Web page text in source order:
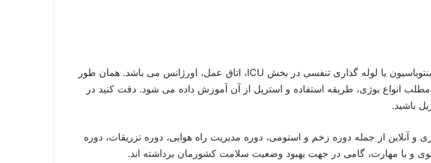
استایلت یا گاید بوژی یک لوله پلاستیکی با سر کج جهت هدایت لوله تراشه برای اینتوباسیون یا لوله گذاری تنفسی در بخش ICU، اتاق عمل، اورژانس می باشد. همان طور
مطلب انواع بوژی، طریقه استفاده و استریل از آن آموزش داده می شود. دقت کنید در
باشید.
از جمله دوره زخم و استومی، دوره مدیریت راه هوایی، دوره تزریقات، دوره
و با مهارت، گامی در جهت بهبود وضعیت سلامت کشورمان برداشته اند.